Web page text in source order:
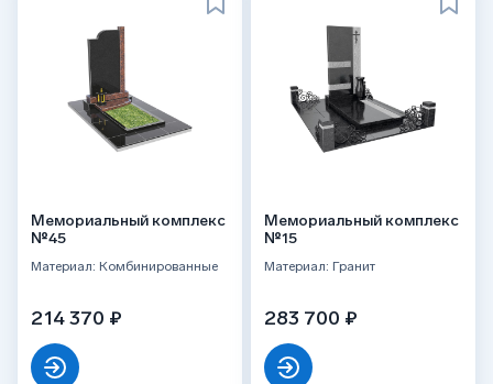
Мемориальный комплекс
№45
Материал: Комбинированные
214 370 ₽
Мемориальный комплекс
№15
Материал: Гранит
283 700 ₽